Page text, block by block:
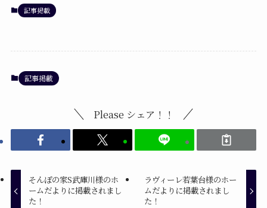
記事掲載
記事掲載
Please シェア！！
そんぽの家S武庫川様のホ
ームだよりに掲載されまし
た！
ラヴィーレ若葉台様のホー
ムだよりに掲載されまし
た！